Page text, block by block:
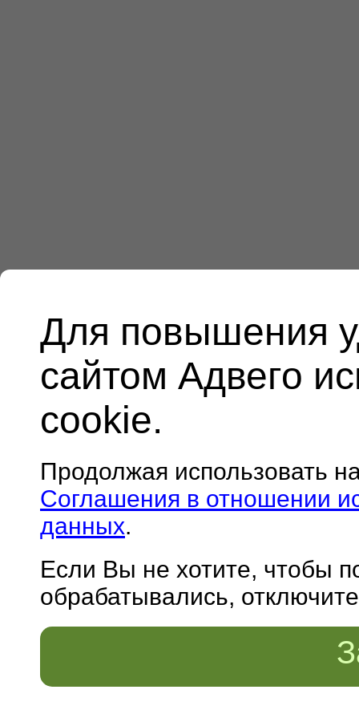
Для повышения
сайтом Адвего
cookie.
Продолжая использовать
Соглашения в отношении
данных.
Если Вы не хотите, чтобы
обрабатывались,